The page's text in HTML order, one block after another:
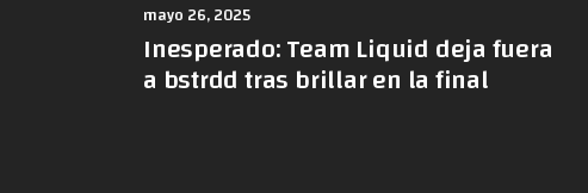
mayo 26, 2025
Inesperado: Team Liquid deja fuera
a bstrdd tras brillar en la final